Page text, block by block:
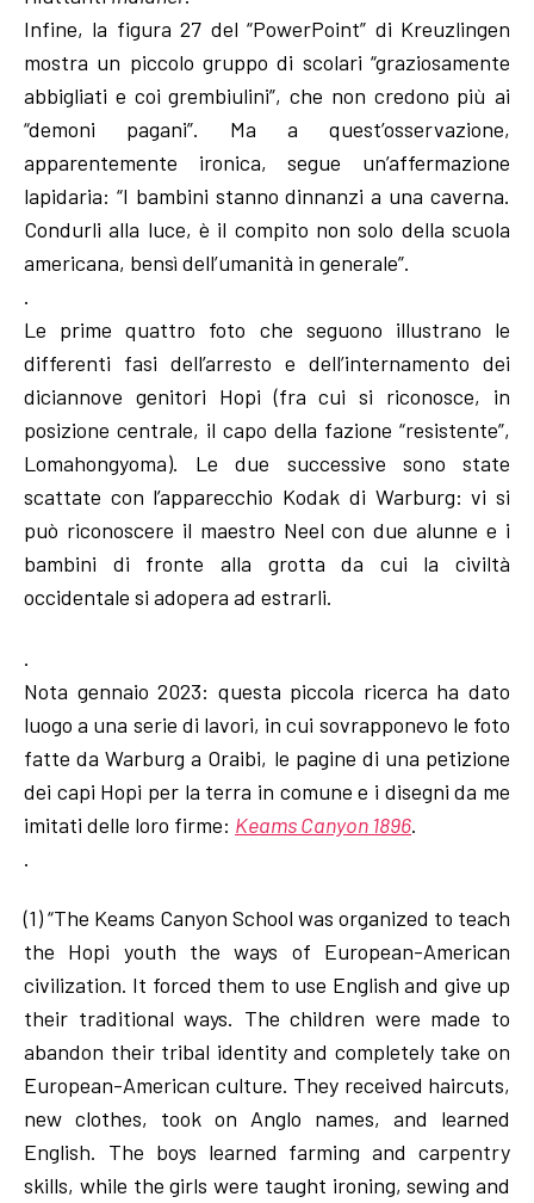
Infine, la figura 27 del “PowerPoint” di Kreuzlingen
mostra un piccolo gruppo di scolari “graziosamente
abbigliati e coi grembiulini”, che non credono più ai
“demoni pagani”. Ma a quest’osservazione,
apparentemente ironica, segue un’affermazione
lapidaria: “I bambini stanno dinnanzi a una caverna.
Condurli alla luce, è il compito non solo della scuola
americana, bensì dell’umanità in generale”.
.
Le prime quattro foto che seguono illustrano le
differenti fasi dell’arresto e dell’internamento dei
diciannove genitori Hopi (fra cui si riconosce, in
posizione centrale, il capo della fazione “resistente”,
Lomahongyoma). Le due successive sono state
scattate con l’apparecchio Kodak di Warburg: vi si
può riconoscere il maestro Neel con due alunne e i
bambini di fronte alla grotta da cui la civiltà
occidentale si adopera ad estrarli.
.
Nota gennaio 2023: questa piccola ricerca ha dato
luogo a una serie di lavori, in cui sovrapponevo le foto
fatte da Warburg a Oraibi, le pagine di una petizione
dei capi Hopi per la terra in comune e i disegni da me
imitati delle loro firme: Keams Canyon 1896.
.
(1) “The Keams Canyon School was organized to teach
the Hopi youth the ways of European-American
civilization. It forced them to use English and give up
their traditional ways. The children were made to
abandon their tribal identity and completely take on
European-American culture. They received haircuts,
new clothes, took on Anglo names, and learned
English. The boys learned farming and carpentry
skills, while the girls were taught ironing, sewing and